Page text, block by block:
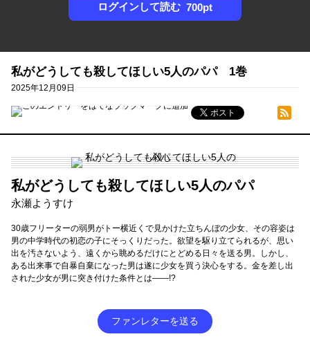
ログインして読む 700pt
私がどうしても殺してほしい5人のパパ 1巻
2025年12月09日
ポスト
RSSフィード
私がどうしても殺してほしい5人のパパ
永瀬ようすけ
30歳フリーターの弱男がトー横近くで見かけた立ちんぼの少女、その容姿は
男の中学時代の初恋の子にそっくりだった。欲望を駆り立てられるが、思い
出を汚さないよう、遠くから眺めるだけにとどめる日々を送る男。しかし、
ある出来事で自暴自棄になった男は遂に少女を買う決心をする。金を差し出
された少女が男に突き付けた条件とは――!?
ファンレターを送る